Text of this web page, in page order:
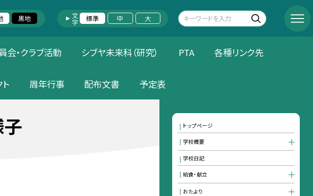
黒地 文字 標準 中 大
会・クラブ活動 シブヤ未来科（研究） PTA 各種リンク先
周年行事 配布文書 予定表
トップページ
学校概要
学校日記
給食・献立
おたより